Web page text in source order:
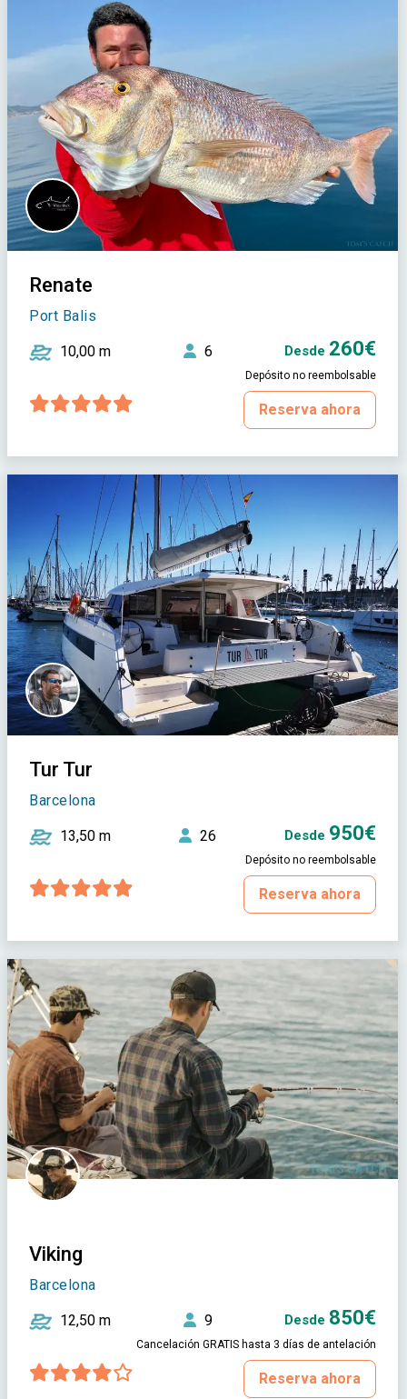
Renate
Port Balis
10,00 m 6 Desde 260€
Depósito no reembolsable
Reserva ahora
Tur Tur
Barcelona
13,50 m 26 Desde 950€
Depósito no reembolsable
Reserva ahora
Viking
Barcelona
12,50 m 9 Desde 850€
Cancelación GRATIS hasta 3 días de antelación
Reserva ahora